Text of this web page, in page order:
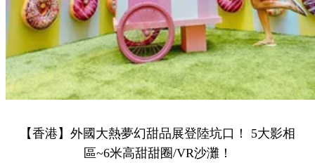
【香港】外國大熱夢幻甜品展登陸坑口！ 5大影相
區~6米高甜甜圈/VR沙灘！